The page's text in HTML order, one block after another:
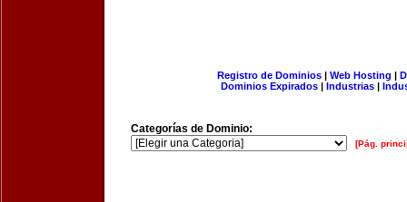
Registro de Dominios| Web Hosting |
Dominios Expirados | Industrias |
Categorías de Dominio:
[Pág.